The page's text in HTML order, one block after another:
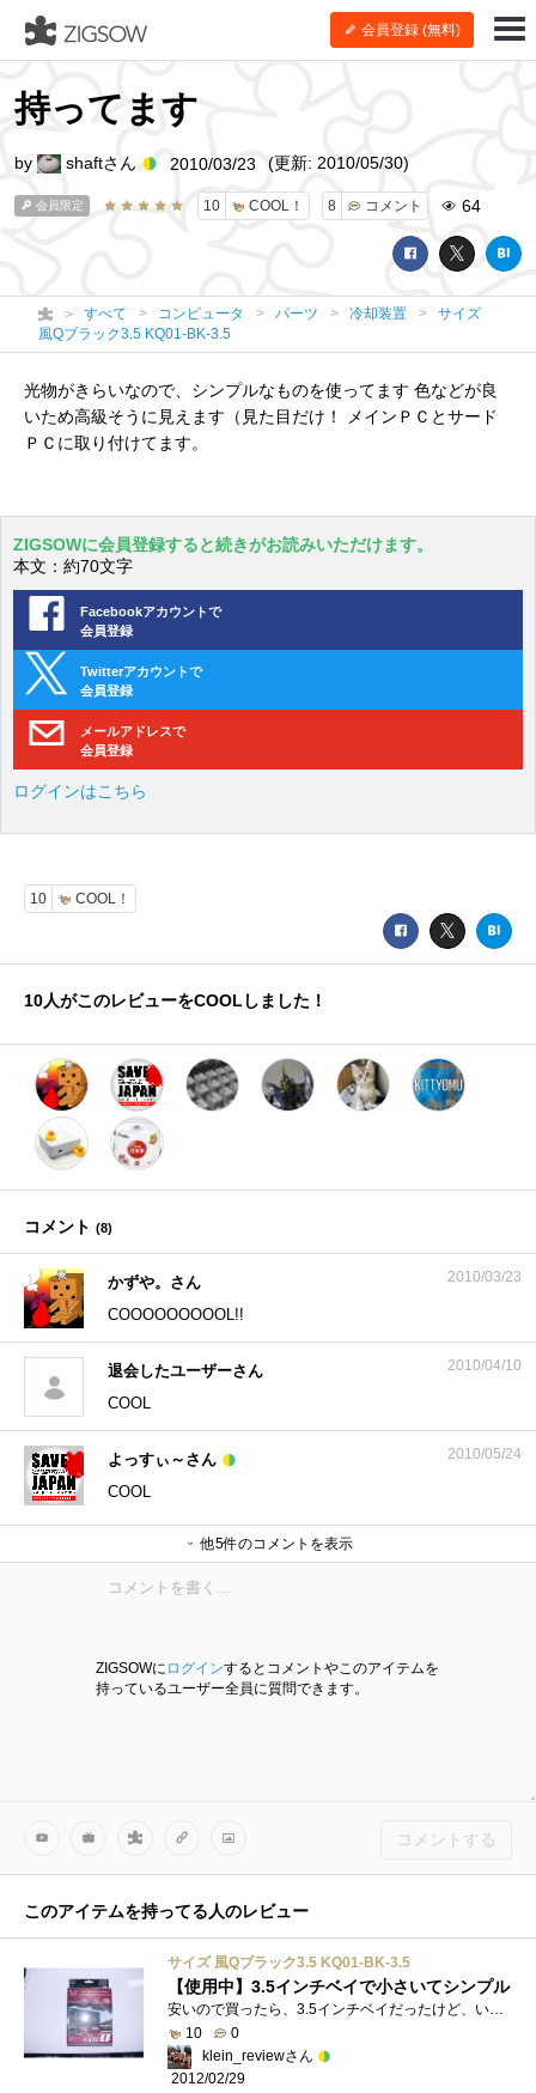
会員登録 (無料)
持ってます
会員限定 10 COOL！ 8 コメント 64
by shaftさん 2010/03/23 (更新: 2010/05/30)
すべて コンピュータ パーツ 冷却装置
サイズ
風Qブラック3.5 KQ01-BK-3.5
光物がきらいなので、シンプルなものを使ってます 色などが良
いため高級そうに見えます（見た目だけ！ メインＰＣとサード
ＰＣに取り付けてます。
ZIGSOWに会員登録すると続きがお読みいただけます。
本文：約70文字
Facebookアカウントで
会員登録
Twitterアカウントで
会員登録
メールアドレスで
会員登録
ログインはこちら
10 COOL！
10人がこのレビューをCOOLしました！
コメント (8)
かずや。さん 2010/03/23
COOOOOOOOOL!!
退会したユーザーさん 2010/04/10
COOL
よっすぃ～さん 2010/05/24
COOL
s3zm4rさん
きっちょむさん他5件のコメントを表示
ZIGSOWに ログインするとコメントやこのアイテムを
持っているユーザー全員に質問できます。
コメントする
このアイテムを持ってる人のレビュー
サイズ 風Qブラック3.5 KQ01-BK-3.5
【使用中】3.5インチベイで小さいてシンプル
安いので買ったら、3.5インチベイだったけど、いざ、ケースにはめて見ると逆に小さくてよかったかも。ただ、イルミネーションが何もないので�...
10
0
klein_reviewさん
2012/02/29